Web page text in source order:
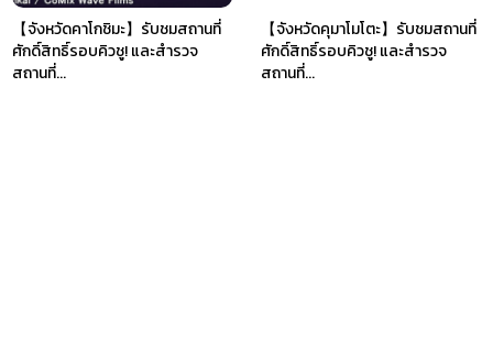
【จังหวัดคาโกชิมะ】รับชมสถานที่
ศักดิ์สิทธิ์รอบคิวชู! และสำรวจ
สถานที่...
【จังหวัดคุมาโมโตะ】รับชมสถานที่
ศักดิ์สิทธิ์รอบคิวชู! และสำรวจ
สถานที่...